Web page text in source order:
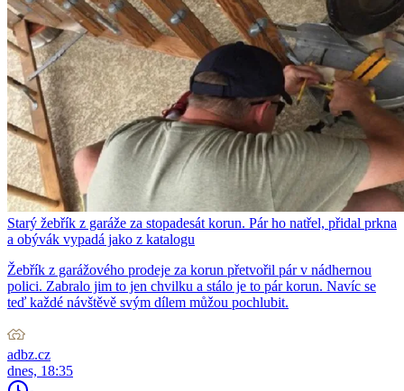
Starý žebřík z garáže za stopadesát korun. Pár ho natřel, přidal prkna
a obývák vypadá jako z katalogu
Žebřík z garážového prodeje za korun přetvořil pár v nádhernou
polici. Zabralo jim to jen chvilku a stálo je to pár korun. Navíc se
teď každé návštěvě svým dílem můžou pochlubit.
adbz.cz
dnes, 18:35